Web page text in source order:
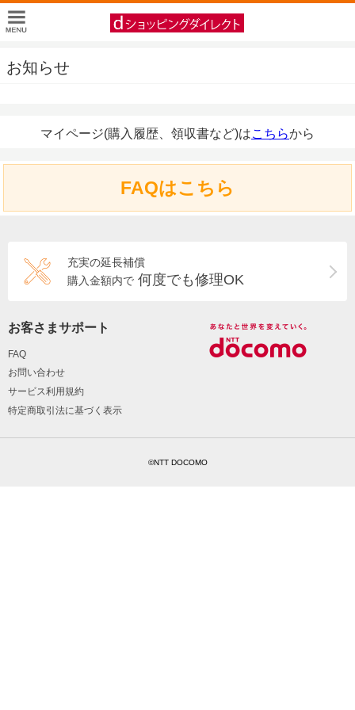
お知らせ
マイページ(購入履歴、領収書など)はこちらから
FAQはこちら
充実の延長補償
購入金額内で 何度でも修理OK
お客さまサポート
FAQ
お問い合わせ
サービス利用規約
特定商取引法に基づく表示
©NTT DOCOMO